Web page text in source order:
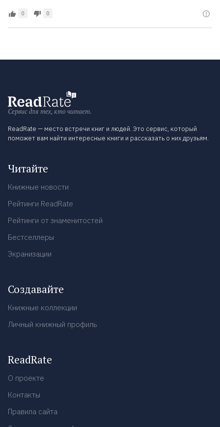
0 0
Сервис для тех, кто читает.
ReadRate — место встречи книг и людей. Это сервис, который
поможет вам найти интересные книги и рассказать о них друзьям.
Читайте
Книжные новости
Рейтинги ReadRate
Рейтинги от знаменитостей
Бестселлеры
Экранизации
Создавайте
Книжные коллекции
Личный книжный профиль
ReadRate
О проекте
Контакты
Правила сайта